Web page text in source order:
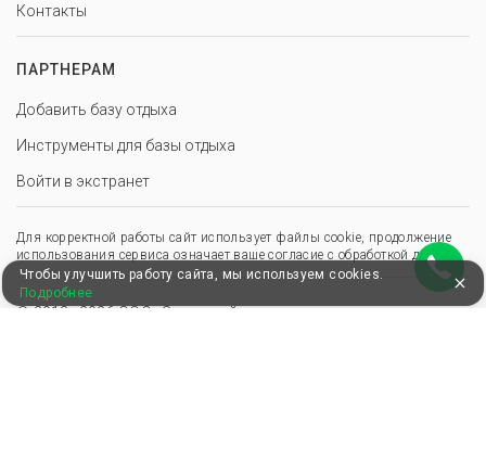
Контакты
ПАРТНЕРАМ
Добавить базу отдыха
Инструменты для базы отдыха
Войти в экстранет
Для корректной работы сайт использует файлы cookie, продолжение
использования сервиса означает ваше согласие с обработкой данных.
© 2013–2026 ООО «Здоровый отдых»
Чтобы улучшить работу сайта, мы используем cookies.
Подробнее